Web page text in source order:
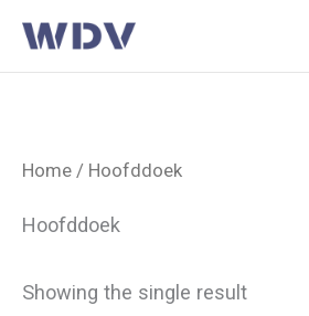
Ga
naar
Home / Hoofddoek
Hoofddoek
Showing the single result